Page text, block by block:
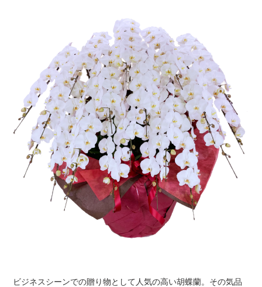
ビジネスシーンでの贈り物として人気の高い胡蝶蘭。その気品